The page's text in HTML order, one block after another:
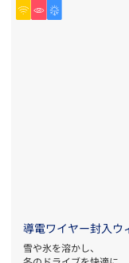
導電ワイヤー封入ウ
雪や氷を溶かし、